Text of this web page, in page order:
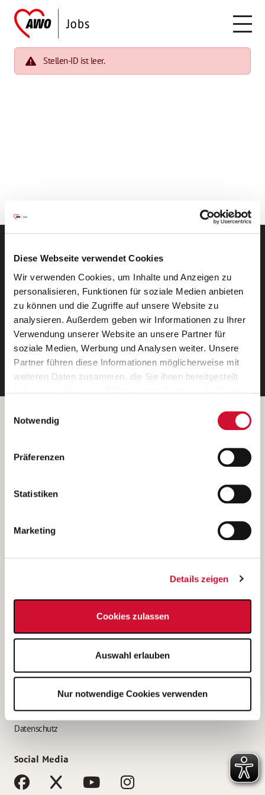
Diese Webseite verwendet Cookies
Wir verwenden Cookies, um Inhalte und Anzeigen zu
personalisieren, Funktionen für soziale Medien anbieten
zu können und die Zugriffe auf unsere Website zu
analysieren. Außerdem geben wir Informationen zu Ihrer
Verwendung unserer Website an unsere Partner für
soziale Medien, Werbung und Analysen weiter. Unsere
Partner führen diese Informationen möglicherweise mit
weiteren Daten zusammen, die Sie ihnen bereitgestellt
Wenn Sie auf „Cookies zulassen“ klicken, so stimmen
Sie der Speicherung sämtlicher Cookies zu. Sie können
Ihre Einwilligung selbstverständlich jederzeit widerrufen,
indem Sie die Cookie-Einstellungen aufrufen und diese
unsererDatenschutzerklärung
Notwendig
Präferenzen
Statistiken
Marketing
Details zeigen
Cookies zulassen
Auswahl erlauben
Nur notwendige Cookies verwenden
Stellen-ID ist leer.
Neue Stellen per E-Mail.
Ein kostenloser Service von AWO
Jobs.
E-Mail-Adresse eintragen
Betreiber der Webseite
Kantstraße 45a
(Ein Tochterunternehmen des AWO Bezirksverbandes Unterfranken
e.V.)
Bewerbung als Altenpflegehelfer*in
Bewerbung als Erzieher*in
AWO Gliederungen nach Bundesland
Impressum
Datenschutz
Social Media